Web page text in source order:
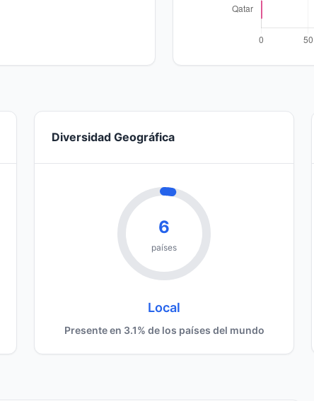
Diversidad Geográfica
6
países
Local
Presente en 3.1% de los países del mundo